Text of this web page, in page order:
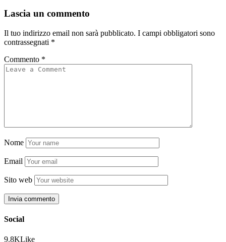
Lascia un commento
Il tuo indirizzo email non sarà pubblicato. I campi obbligatori sono
contrassegnati *
Commento *
Nome
Email
Sito web
Social
9.8KLike